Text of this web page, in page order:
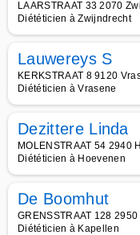
LAARSTRAAT 33 2070
Diététicien à Zwijndrecht
Lauwereys S
KERKSTRAAT 8 9120
Diététicien à Vrasene
Dezittere Linda
MOLENSTRAAT 54 2940
Diététicien à Hoevenen
De Boomhut
GRENSSTRAAT 128
Diététicien à Kapellen